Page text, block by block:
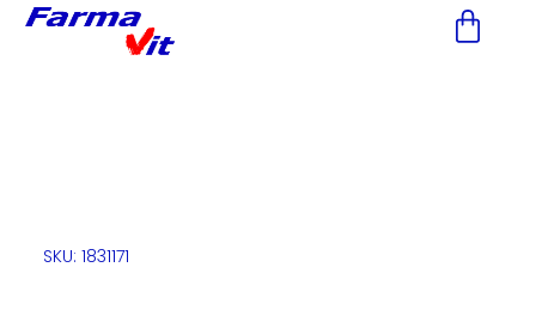
Nota:
accesibilidad.
SKU: 1831171